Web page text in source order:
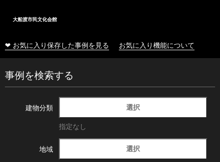
大船渡市民文化会館
❤ お気に入り保存した事例を見る お気に入り機能について
事例を検索する
建物分類 選択
指定なし
地域 選択